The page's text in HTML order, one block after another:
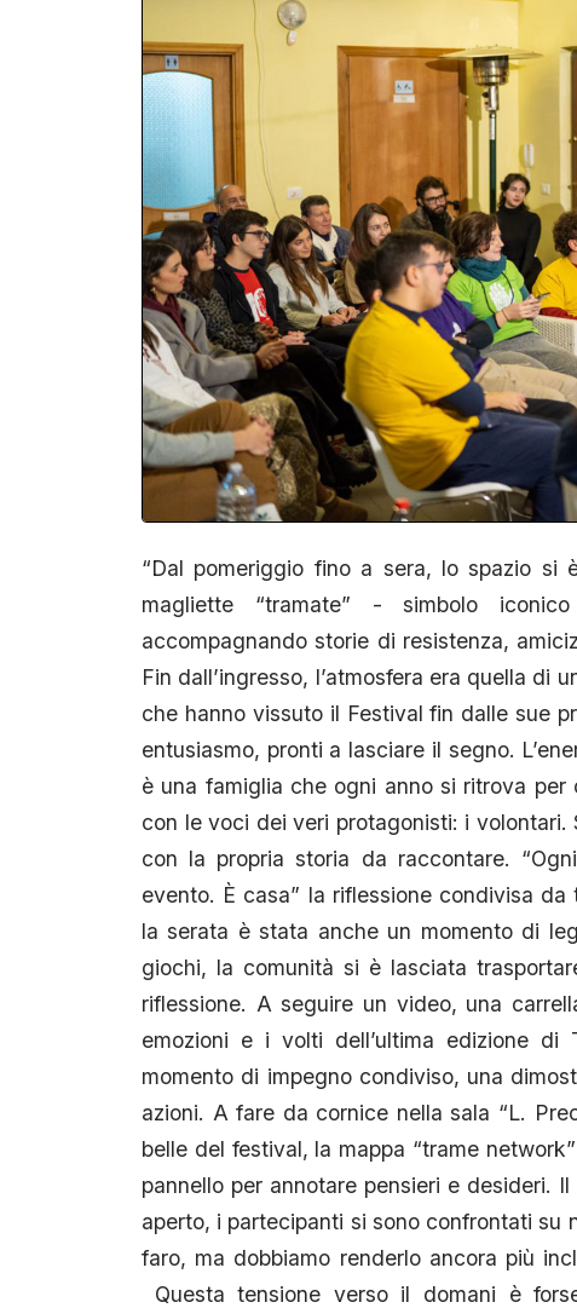
“Dal pomeriggio fino a sera, lo spazio
magliette “tramate” - simbolo
accompagnando storie di resistenza,
Fin dall’ingresso, l’atmosfera era quella di
che hanno vissuto il Festival fin dalle sue
entusiasmo, pronti a lasciare il segno.
è una famiglia che ogni anno si ritrova per
con le voci dei veri protagonisti: i
con la propria storia da raccontare.
evento. È casa” la riflessione condivisa
la serata è stata anche un momento di
giochi, la comunità si è lasciata
riflessione. A seguire un video, una
emozioni e i volti dell’ultima edizione di
momento di impegno condiviso, una
azioni. A fare da cornice nella sala “L.
belle del festival, la mappa “trame
pannello per annotare pensieri e desideri.
aperto, i partecipanti si sono confrontati su
faro, ma dobbiamo renderlo ancora più
Questa tensione verso il domani è